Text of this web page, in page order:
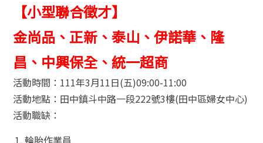
【小型聯合徵才】
金尚品、正新、泰山、伊諾華、隆
昌、中興保全、統一超商
活動時間：111年3月11日(五)09:00-11:00
活動地點：田中鎮斗中路一段222號3樓(田中區婦女中心)
活動職缺：
輪胎作業員